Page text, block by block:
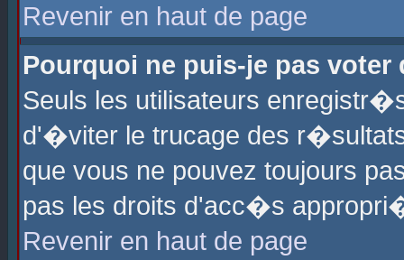
Revenir en haut de page
Pourquoi ne puis-je pas voter
Seuls les utilisateurs
d'�viter le trucage des
que vous ne pouvez toujours
pas les droits d'acc�s
Revenir en haut de page